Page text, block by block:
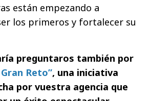
están empezando a
los primeros y fortalecer su
preguntaros también por
Reto”, una iniciativa
por vuestra agencia que